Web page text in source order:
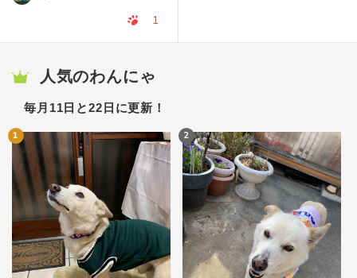
1
人気のわんにゃ
毎月11日と22日に更新！
1 2